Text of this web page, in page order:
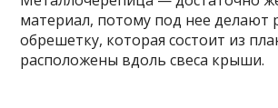
материал, потому под нее делают
обрешетку, которая состоит из
расположены вдоль свеса крыши.